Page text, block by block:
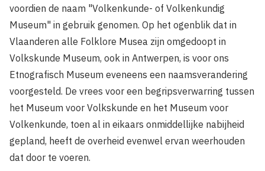
voordien de naam "Volkenkunde- of Volkenkundig
Museum" in gebruik genomen. Op het ogenblik dat in
Vlaanderen alle Folklore Musea zijn omgedoopt in
Volkskunde Museum, ook in Antwerpen, is voor ons
Etnografisch Museum eveneens een naamsverandering
voorgesteld. De vrees voor een begripsverwarring tussen
het Museum voor Volkskunde en het Museum voor
Volkenkunde, toen al in eikaars onmiddellijke nabijheid
gepland, heeft de overheid evenwel ervan weerhouden
dat door te voeren.